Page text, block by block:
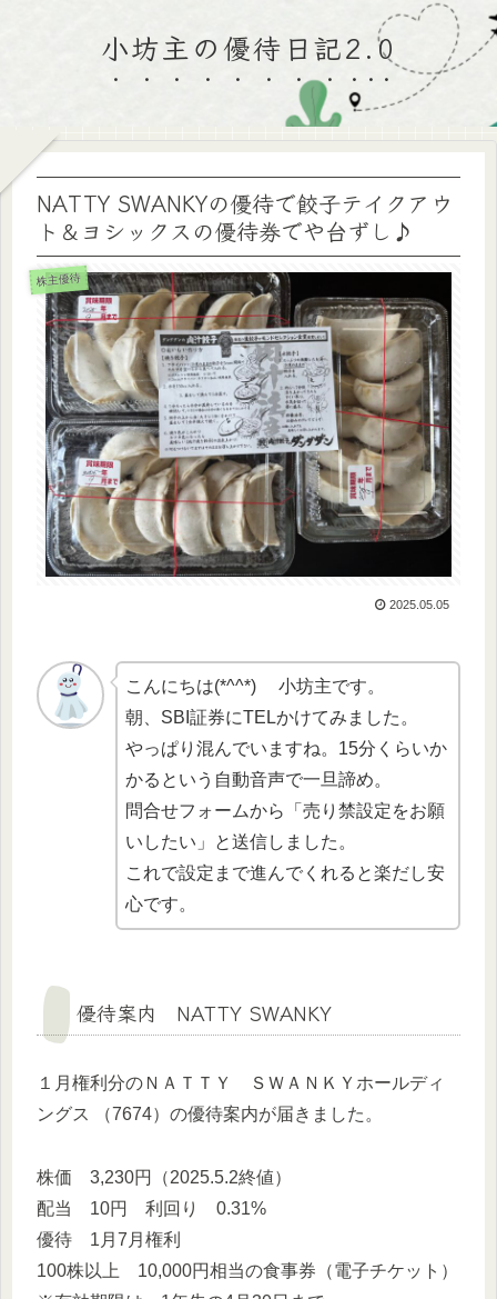
小坊主の優待日記2.0
NATTY SWANKYの優待で餃子テイクアウ
ト＆ヨシックスの優待券でや台ずし♪
株主優待
2025.05.05
こんにちは(*^^*) 小坊主です。
朝、SBI証券にTELかけてみました。
やっぱり混んでいますね。15分くらいか
かるという自動音声で一旦諦め。
問合せフォームから「売り禁設定をお願
いしたい」と送信しました。
これで設定まで進んでくれると楽だし安
心です。
優待案内 NATTY SWANKY
１月権利分のＮＡＴＴＹ ＳＷＡＮＫＹホールディ
ングス （7674）の優待案内が届きました。
株価 3,230円（2025.5.2終値）
配当 10円 利回り 0.31%
優待 1月7月権利
100株以上 10,000円相当の食事券（電子チケット）